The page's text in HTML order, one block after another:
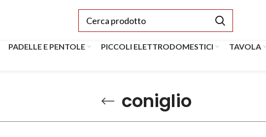
PADELLE E PENTOLE PICCOLI ELETTRODOMESTICI TAVOLA
coniglio